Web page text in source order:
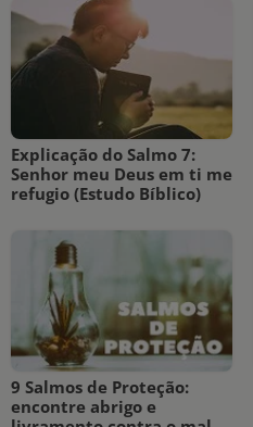
Explicação do Salmo 7:
Senhor meu Deus em ti me
refugio (Estudo Bíblico)
9 Salmos de Proteção:
encontre abrigo e